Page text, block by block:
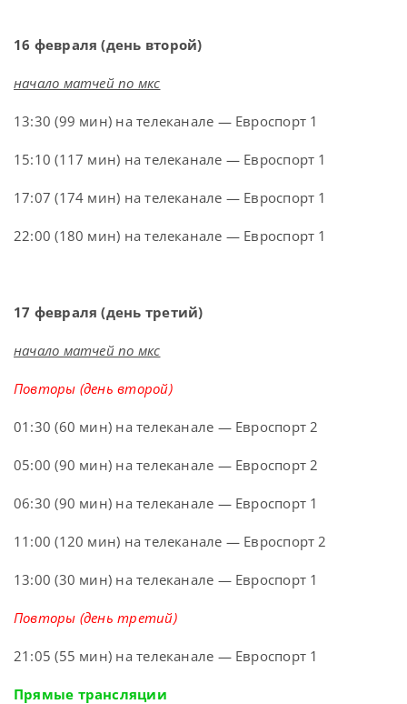
16 февраля (день второй)
начало матчей по мкс
13:30 (99 мин) на телеканале — Евроспорт 1
15:10 (117 мин) на телеканале — Евроспорт 1
17:07 (174 мин) на телеканале — Евроспорт 1
22:00 (180 мин) на телеканале — Евроспорт 1
17 февраля (день третий)
начало матчей по мкс
Повторы (день второй)
01:30 (60 мин) на телеканале — Евроспорт 2
05:00 (90 мин) на телеканале — Евроспорт 2
06:30 (90 мин) на телеканале — Евроспорт 1
11:00 (120 мин) на телеканале — Евроспорт 2
13:00 (30 мин) на телеканале — Евроспорт 1
Повторы (день третий)
21:05 (55 мин) на телеканале — Евроспорт 1
Прямые трансляции